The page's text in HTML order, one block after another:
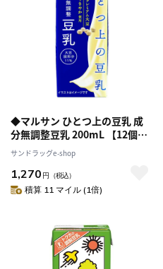
◆マルサン ひとつ上の豆乳 成
分無調整豆乳 200mL 【12個セ
ット】
サンドラッグe-shop
1,270 円 （税込）
積算 11 マイル (1倍)